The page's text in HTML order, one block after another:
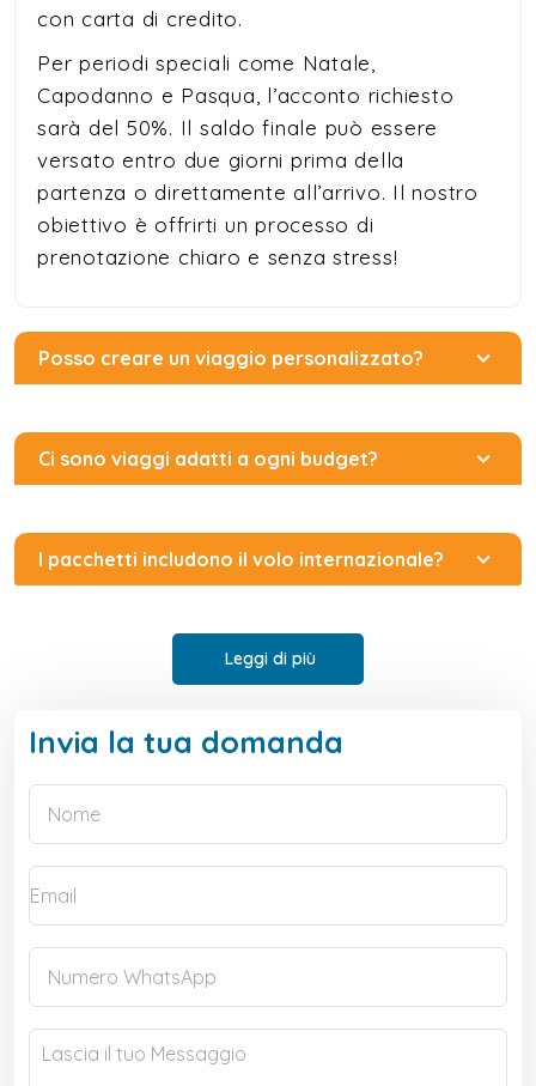
con carta di credito.
Per periodi speciali come Natale,
Capodanno e Pasqua, l’acconto richiesto
sarà del 50%. Il saldo finale può essere
versato entro due giorni prima della
partenza o direttamente all’arrivo. Il nostro
obiettivo è offrirti un processo di
prenotazione chiaro e senza stress!
Posso creare un viaggio personalizzato?
Ci sono viaggi adatti a ogni budget?
I pacchetti includono il volo internazionale?
Leggi di più
Invia la tua domanda